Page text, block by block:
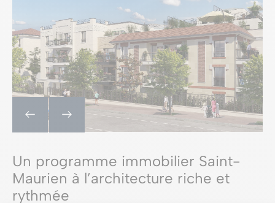
Un programme immobilier Saint-
Maurien à l’architecture riche et
rythmée